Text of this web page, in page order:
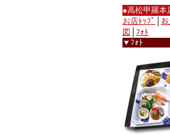
●高松甲羅本
お店ﾄｯﾌﾟ
図
ﾌｫﾄ
▼ﾌｫﾄ